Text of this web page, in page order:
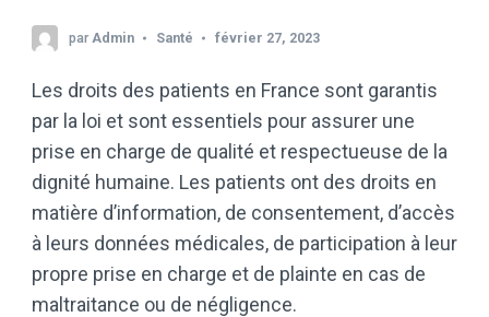
par Admin Santé février 27, 2023
Les droits des patients en France sont garantis
par la loi et sont essentiels pour assurer une
prise en charge de qualité et respectueuse de la
dignité humaine. Les patients ont des droits en
matière d’information, de consentement, d’accès
à leurs données médicales, de participation à leur
propre prise en charge et de plainte en cas de
maltraitance ou de négligence.